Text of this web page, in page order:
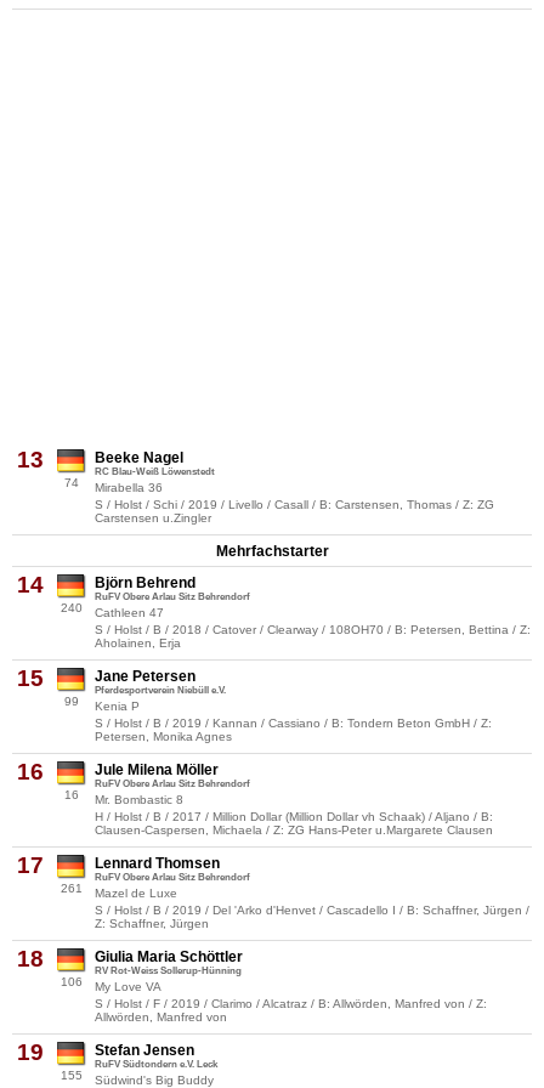
13
74
Beeke Nagel
RC Blau-Weiß Löwenstedt
Mirabella 36
S / Holst / Schi / 2019 / Livello / Casall / B: Carstensen, Thomas / Z: ZG
Carstensen u.Zingler
Mehrfachstarter
14
240
Björn Behrend
RuFV Obere Arlau Sitz Behrendorf
Cathleen 47
S / Holst / B / 2018 / Catover / Clearway / 108OH70 / B: Petersen, Bettina / Z:
Aholainen, Erja
15
99
Jane Petersen
Pferdesportverein Niebüll e.V.
Kenia P
S / Holst / B / 2019 / Kannan / Cassiano / B: Tondern Beton GmbH / Z:
Petersen, Monika Agnes
16
16
Jule Milena Möller
RuFV Obere Arlau Sitz Behrendorf
Mr. Bombastic 8
H / Holst / B / 2017 / Million Dollar (Million Dollar vh Schaak) / Aljano / B:
Clausen-Caspersen, Michaela / Z: ZG Hans-Peter u.Margarete Clausen
17
261
Lennard Thomsen
RuFV Obere Arlau Sitz Behrendorf
Mazel de Luxe
S / Holst / B / 2019 / Del 'Arko d'Henvet / Cascadello I / B: Schaffner, Jürgen /
Z: Schaffner, Jürgen
18
106
Giulia Maria Schöttler
RV Rot-Weiss Sollerup-Hünning
My Love VA
S / Holst / F / 2019 / Clarimo / Alcatraz / B: Allwörden, Manfred von / Z:
Allwörden, Manfred von
19
155
Stefan Jensen
RuFV Südtondern e.V. Leck
Südwind's Big Buddy